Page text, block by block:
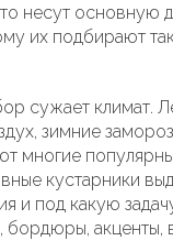
несут основную
их подбирают
сужает климат.
зимние
многие
кустарники
и под какую
бордюры, акценты,